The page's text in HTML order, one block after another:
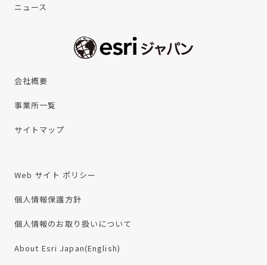
ニュース
会社概要
事業所一覧
サイトマップ
Web サイト ポリシー
個人情報保護方針
個人情報のお取り扱いについて
About Esri Japan(English)